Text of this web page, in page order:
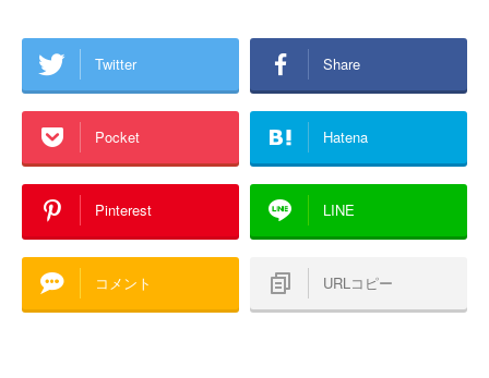
Twitter Share
Pocket Hatena
Pinterest LINE
コメント URLコピー